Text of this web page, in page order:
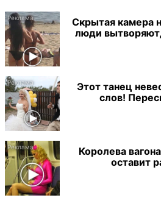
Скрытая камера
люди вытворяют,
Этот танец
слов!
Королева
оставит